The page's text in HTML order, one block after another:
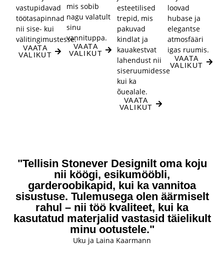
vastupidavad
töötasapinnad
nii sise- kui
välitingimustesse.
VAATA
VALIKUT
mis sobib
nagu valatult
sinu
vannituppa.
VAATA
VALIKUT
esteetilised
trepid, mis
pakuvad
kindlat ja
kauakestvat
lahendust nii
siseruumidesse
kui ka
õuealale.
VAATA
VALIKUT
loovad
hubase ja
elegantse
atmosfääri
igas ruumis.
VAATA
VALIKUT
"Tellisin Stonever Designilt oma koju
nii köögi, esikumööbli,
garderoobikapid, kui ka vannitoa
sisustuse. Tulemusega olen äärmiselt
rahul – nii töö kvaliteet, kui ka
kasutatud materjalid vastasid täielikult
minu ootustele."
Uku ja Laina Kaarmann